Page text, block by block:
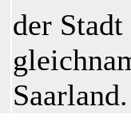
der
Saarland.